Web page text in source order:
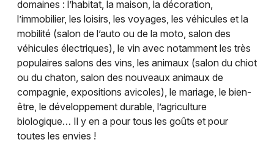
domaines : l’habitat, la maison, la décoration,
l’immobilier, les loisirs, les voyages, les véhicules et la
mobilité (salon de l’auto ou de la moto, salon des
véhicules électriques), le vin avec notamment les très
populaires salons des vins, les animaux (salon du chiot
ou du chaton, salon des nouveaux animaux de
compagnie, expositions avicoles), le mariage, le bien-
être, le développement durable, l’agriculture
biologique… Il y en a pour tous les goûts et pour
toutes les envies !